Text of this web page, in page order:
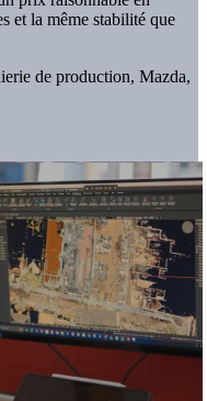
et la même stabilité que
de production, Mazda,